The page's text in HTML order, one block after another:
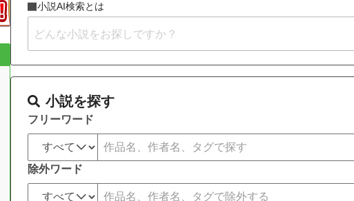
小説AI検索とは
小説を探す
フリーワード
除外ワード